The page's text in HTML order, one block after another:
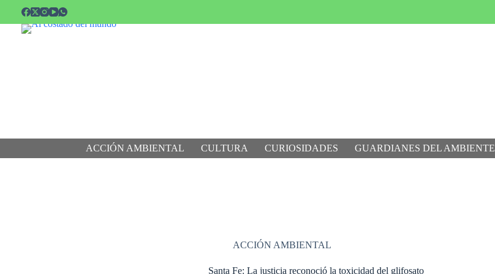
contenido
ACCIÓN AMBIENTAL CULTURA CURIOSIDADES GUARDIANES DEL AMBIENTE
ACCIÓN AMBIENTAL
Santa Fe: La justicia reconoció la toxicidad del glifosato